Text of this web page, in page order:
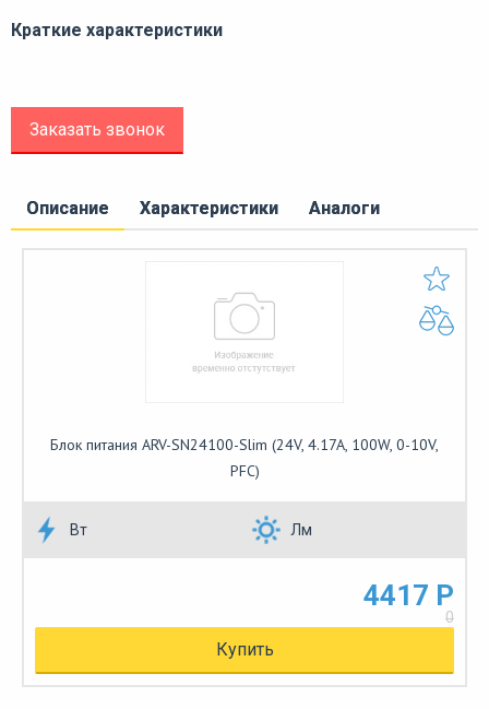
Краткие характеристики
Заказать звонок
Описание Характеристики Аналоги
Блок питания ARV-SN24100-Slim (24V, 4.17A, 100W, 0-10V,
PFC)
Вт Лм
4417 Р
0
Купить